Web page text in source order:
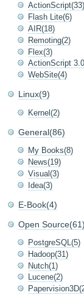
ActionScript(33)
Flash Lite(6)
AIR(18)
Remoting(2)
Flex(3)
ActionScript
WebSite(4)
Linux(9)
Kernel(2)
General(86)
My Books(8)
News(19)
Visual(3)
Idea(3)
E-Book(4)
Open Source(61)
PostgreSQL(5)
Hadoop(31)
Nutch(1)
Lucene(2)